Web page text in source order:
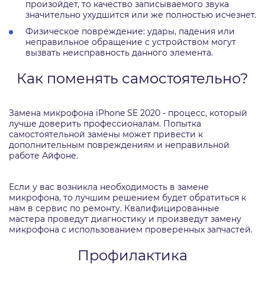
произойдет, то качество записываемого звука
значительно ухудшится или же полностью исчезнет.
Физическое повреждение: удары, падения или
неправильное обращение с устройством могут
вызвать неисправность данного элемента.
Как поменять самостоятельно?
Замена микрофона iPhone SE 2020 - процесс, который
лучше доверить профессионалам. Попытка
самостоятельной замены может привести к
дополнительным повреждениям и неправильной
работе Айфоне.
Если у вас возникла необходимость в замене
микрофона, то лучшим решением будет обратиться к
нам в сервис по ремонту. Квалифицированные
мастера проведут диагностику и произведут замену
микрофона с использованием проверенных запчастей.
Профилактика